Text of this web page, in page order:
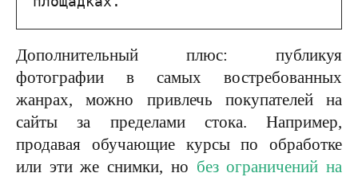
Дополнительный плюс: публикуя
фотографии в самых востребованных
жанрах, можно привлечь покупателей на
сайты за пределами стока. Например,
продавая обучающие курсы по обработке
или эти же снимки, но без ограничений на